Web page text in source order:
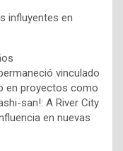
influyentes en
vinculado
en proyectos como
san!: A River City
en nuevas